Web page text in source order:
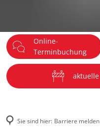
Online-
Terminbuchung
Sie sind hier: Barriere melden